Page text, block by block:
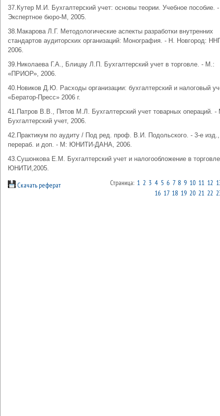
37.Кутер М.И. Бухгалтерский учет: основы теории. Учебное пособие.
Экспертное бюро-М, 2005.
38.Макарова Л.Г. Методологические аспекты разработки внутренних
стандартов аудиторских организаций: Монография. - Н. Новгород:
2006.
39.Николаева Г.А., Блицау Л.П. Бухгалтерский учет в торговле. - М.:
«ПРИОР», 2006.
40.Новиков Д.Ю. Расходы организации: бухгалтерский и налоговый
«Бератор-Пресс» 2006 г.
41.Патров В.В., Пятов М.Л. Бухгалтерский учет товарных операций. -
Бухгалтерский учет, 2006.
42.Практикум по аудиту / Под ред. проф. В.И. Подольского. - 3-е изд.,
перераб. и доп. - М: ЮНИТИ-ДАНА, 2006.
43.Сушонкова Е.М. Бухгалтерский учет и налогообложение в
ЮНИТИ,2005.
Скачать реферат Страница: 1 2 3 4 5 6 7 8 9 10 11 12
16 17 18 19 20 21 22